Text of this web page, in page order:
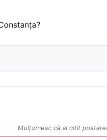
Mulțumesc că ai citit